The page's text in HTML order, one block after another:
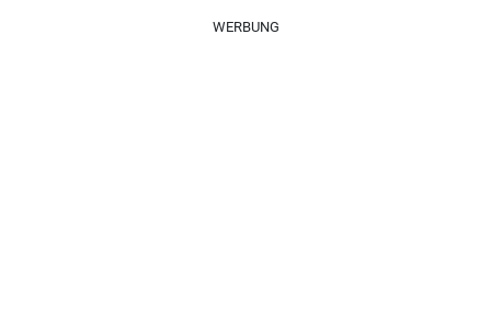
WERBUNG